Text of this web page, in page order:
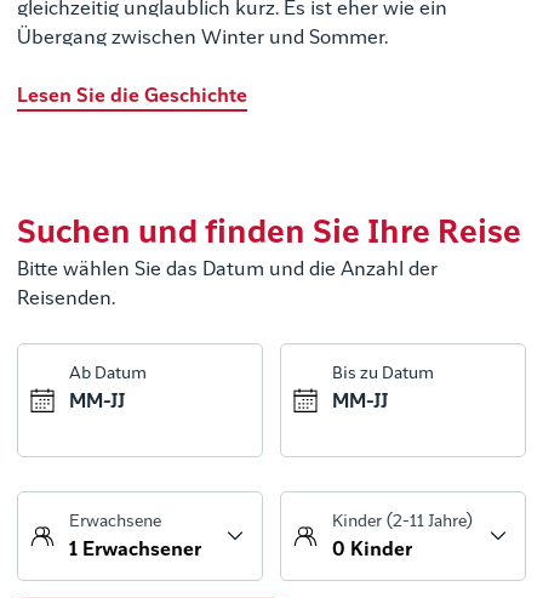
gleichzeitig unglaublich kurz. Es ist eher wie ein
Übergang zwischen Winter und Sommer.
Lesen Sie die Geschichte
Suchen und finden Sie Ihre Reise
Bitte wählen Sie das Datum und die Anzahl der
Reisenden.
Ab Datum
MM-JJ
Bis zu Datum
MM-JJ